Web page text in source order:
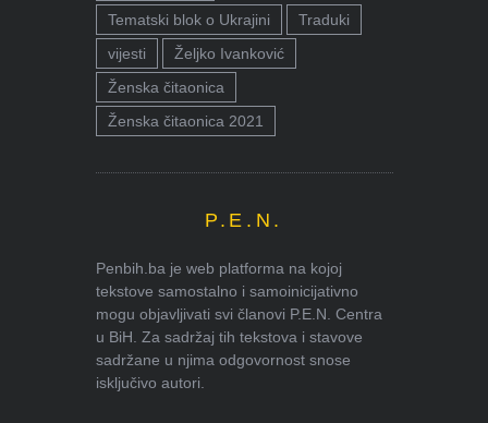
Tematski blok o Ukrajini
Traduki
vijesti
Željko Ivanković
Ženska čitaonica
Ženska čitaonica 2021
P.E.N.
Penbih.ba je web platforma na kojoj
tekstove samostalno i samoinicijativno
mogu objavljivati svi članovi P.E.N. Centra
u BiH. Za sadržaj tih tekstova i stavove
sadržane u njima odgovornost snose
isključivo autori.